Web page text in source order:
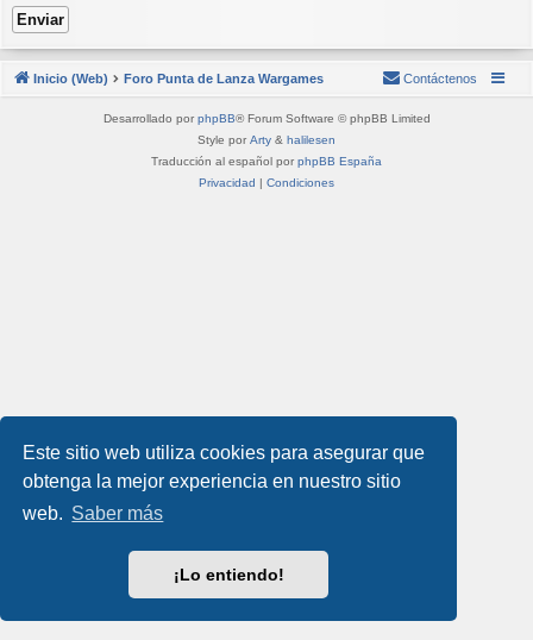
Este sitio web utiliza cookies para asegurar que
obtenga la mejor experiencia en nuestro sitio
web. Saber más
¡Lo entiendo!
Inicio (Web) Foro Punta de Lanza Wargames Contáctenos
Desarrollado por phpBB® Forum Software © phpBB Limited
Style por Arty & halilesen
Traducción al español por phpBB España
Privacidad
Condiciones